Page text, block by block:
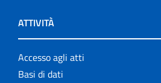
ATTIVITÀ
Accesso agli atti
Basi di dati